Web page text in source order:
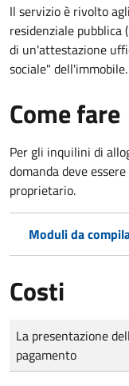
Il servizio è rivolto
residenziale pubblica
di un'attestazione
sociale" dell'immobile.
Come fare
Per gli inquilini di
domanda deve
proprietario.
Moduli da
Costi
Tipo di pagamento
Importo
La presentazione
pagamento